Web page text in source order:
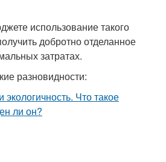
использование такого
добротно отделанное
затратах.
разновидности: